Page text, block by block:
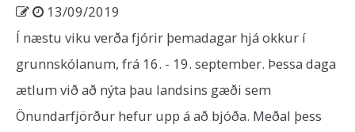
13/09/2019
Í næstu viku verða fjórir þemadagar hjá okkur í
grunnskólanum, frá 16. - 19. september. Þessa daga
ætlum við að nýta þau landsins gæði sem
Önundarfjörður hefur upp á að bjóða. Meðal þess